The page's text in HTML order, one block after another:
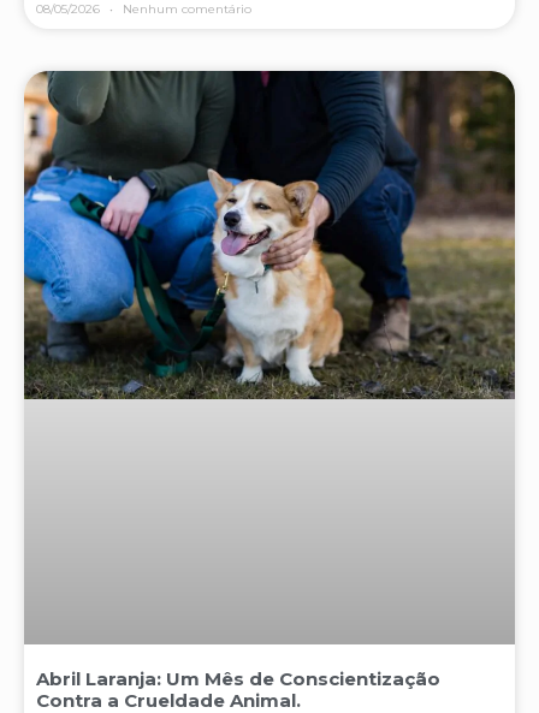
08/05/2026 Nenhum comentário
Abril Laranja: Um Mês de Conscientização
Contra a Crueldade Animal.